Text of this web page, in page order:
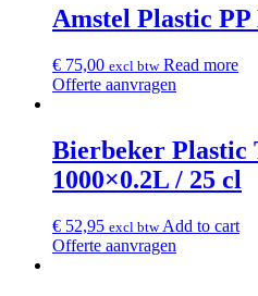
Amstel Plastic PP
€ 75,00 excl btw Read more
Offerte aanvragen
Bierbeker Plastic
1000×0.2L / 25 cl
€ 52,95 excl btw Add to cart
Offerte aanvragen